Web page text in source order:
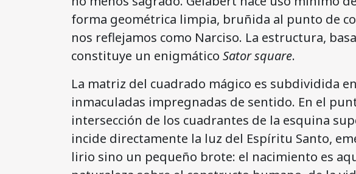
forma geométrica limpia, bruñida al punto de
nos reflejamos como Narciso. La estructura,
constituye un enigmático Sator square.
La matriz del cuadrado mágico es subdividida
inmaculadas impregnadas de sentido. En el
intersección de los cuadrantes de la esquina
incide directamente la luz del Espíritu Santo,
lirio sino un pequeño brote: el nacimiento es